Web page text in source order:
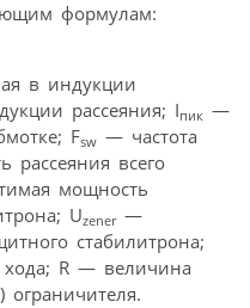
формулам:
в индукции
рассеяния; Iпик —
Fsw — частота
всего
мощность
Uzener—
стабилитрона;
R — величина
ограничителя.